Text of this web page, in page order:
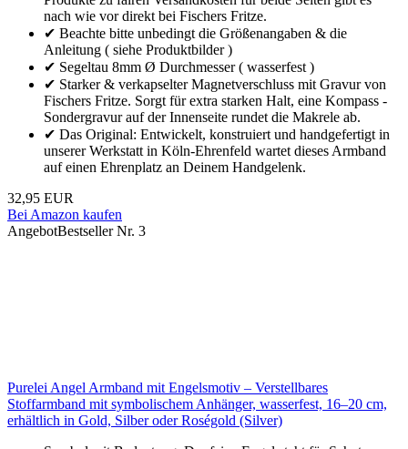
nach wie vor direkt bei Fischers Fritze.
✔ Beachte bitte unbedingt die Größenangaben & die
Anleitung ( siehe Produktbilder )
✔ Segeltau 8mm Ø Durchmesser ( wasserfest )
✔ Starker & verkapselter Magnetverschluss mit Gravur von
Fischers Fritze. Sorgt für extra starken Halt, eine Kompass -
Sondergravur auf der Innenseite rundet die Makrele ab.
✔ Das Original: Entwickelt, konstruiert und handgefertigt in
unserer Werkstatt in Köln-Ehrenfeld wartet dieses Armband
auf einen Ehrenplatz an Deinem Handgelenk.
32,95 EUR
Bei Amazon kaufen
AngebotBestseller Nr. 3
Purelei Angel Armband mit Engelsmotiv – Verstellbares
Stoffarmband mit symbolischem Anhänger, wasserfest, 16–20 cm,
erhältlich in Gold, Silber oder Roségold (Silver)